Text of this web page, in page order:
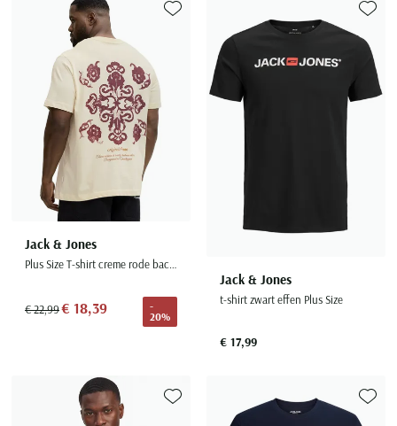
Jack & Jones
Plus Size T-shirt creme rode backprint
€ 22,99€ 18,39
-
20%
Toevoegen aan favorieten
Jack & Jones
t-shirt zwart effen Plus Size
€ 17,99
Toevoegen aan favorieten